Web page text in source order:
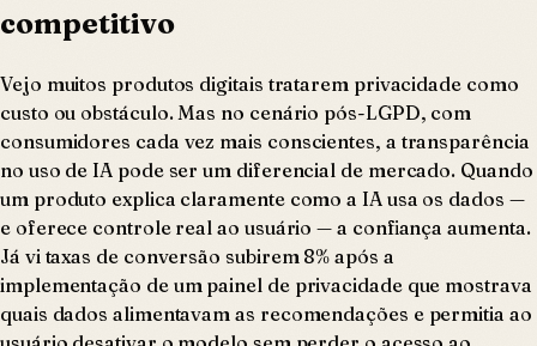
competitivo
Vejo muitos produtos digitais tratarem privacidade como
custo ou obstáculo. Mas no cenário pós-LGPD, com
consumidores cada vez mais conscientes, a transparência
no uso de IA pode ser um diferencial de mercado. Quando
um produto explica claramente como a IA usa os dados —
e oferece controle real ao usuário — a confiança aumenta.
Já vi taxas de conversão subirem 8% após a
implementação de um painel de privacidade que mostrava
quais dados alimentavam as recomendações e permitia ao